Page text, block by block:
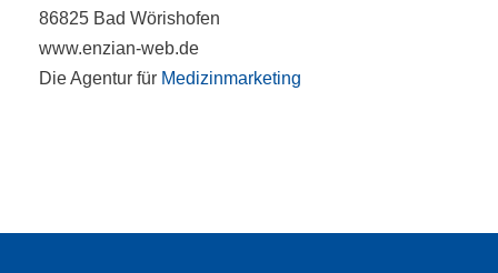
86825 Bad Wörishofen
www.enzian-web.de
Die Agentur für Medizinmarketing